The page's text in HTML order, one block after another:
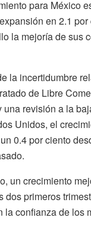
para México
en 2.1 por
la mejoría de sus
la incertidumbre
de Libre
una revisión a la
Unidos, el
0.4 por ciento
un crecimiento
dos primeros
la confianza de los